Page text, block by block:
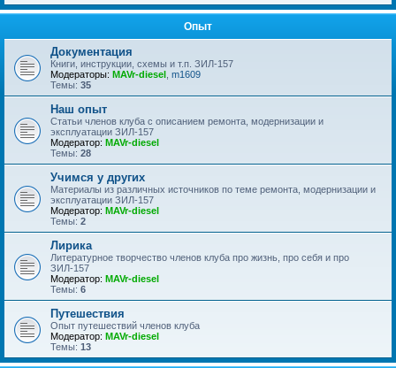
Опыт
Документация
Книги, инструкции, схемы и т.п. ЗИЛ-157
Модераторы: MAVr-diesel m1609
Темы: 35
Наш опыт
Статьи членов клуба с описанием ремонта, модернизации и
эксплуатации ЗИЛ-157
Модератор: MAVr-diesel
Темы: 28
Учимся у других
Материалы из различных источников по теме ремонта, модернизации и
эксплуатации ЗИЛ-157
Модератор: MAVr-diesel
Темы: 2
Лирика
Литературное творчество членов клуба про жизнь, про себя и про
ЗИЛ-157
Модератор: MAVr-diesel
Темы: 6
Путешествия
Опыт путешествий членов клуба
Модератор: MAVr-diesel
Темы: 13